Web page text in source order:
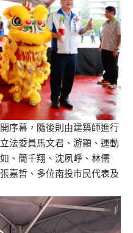
序幕，隨後則由建築師進行
法委員馬文君、游顥、運動
、簡千翔、沈夙崢、林儒
嘉哲、多位南投市民代表及